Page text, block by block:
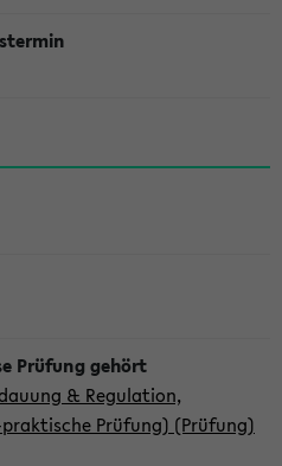
& Regulation,
Prüfung) (Prüfung)